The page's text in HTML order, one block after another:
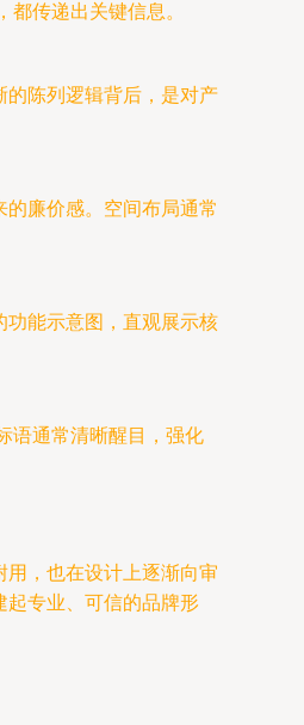
传递出关键信息。
的陈列逻辑背后，是对产
廉价感。空间布局通常
功能示意图，直观展示核
语通常清晰醒目，强化
，也在设计上逐渐向审
起专业、可信的品牌形